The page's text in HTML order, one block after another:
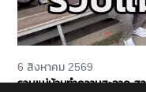
6 สิงหาคม 2569
รวบแม่บ้านทำความสะอาด